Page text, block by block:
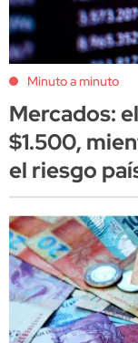
Minuto a minuto
Mercados:
$1.500,
el riesgo